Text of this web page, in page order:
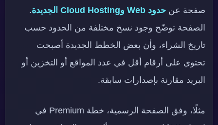
صفحة عن حدود Web وCloud Hosting الجديدة
.
الصفحة توضّح وجود نسخ مختلفة من الحدود حسب
تاريخ الشراء، وأن بعض الخطط الجديدة أصبحت
تحتوي على أرقام أقل في عدد المواقع أو التخزين أو
البريد مقارنة بإصدارات سابقة.
مثلًا، وفق الصفحة الرسمية، خطة Premium في